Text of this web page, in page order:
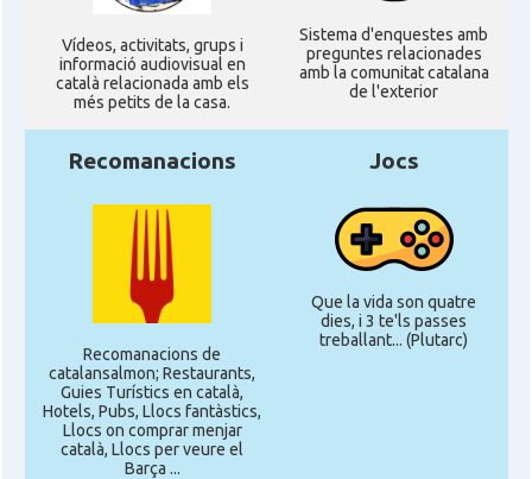
Ví­deos, activitats, grups i
informació audiovisual en
català relacionada amb els
més petits de la casa.
Sistema d'enquestes amb
preguntes relacionades
amb la comunitat catalana
de l'exterior
Recomanacions
Recomanacions de
catalansalmon; Restaurants,
Guies Turístics en català,
Hotels, Pubs, Llocs fantàstics,
Llocs on comprar menjar
català, Llocs per veure el
Barça ...
Jocs
Que la vida son quatre
dies, i 3 te'ls passes
treballant... (Plutarc)